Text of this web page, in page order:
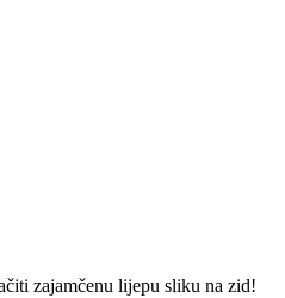
zajamčenu lijepu sliku na zid!